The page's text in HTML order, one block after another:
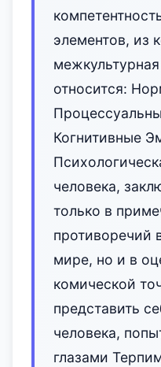
элементов, из
относится:
Когнитивные
человека,
только в
мире, но и в
комической
представить
человека,
глазами